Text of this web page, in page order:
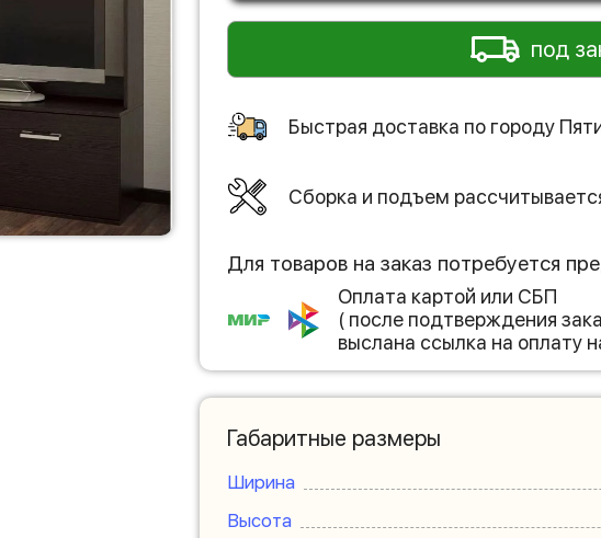
под
Быстрая доставка по городу
Сборка и подъем
Для товаров на заказ потребуется
Оплата картой или СБП
( после подтверждения
выслана ссылка на оплату
Габаритные размеры
Ширина
Высота